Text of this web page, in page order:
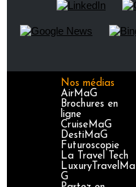
Nos médias
AirMaG
Brochures en
ligne
CruiseMaG
DestiMaG
Futuroscopie
La Travel Tech
LuxuryTravelMa
G